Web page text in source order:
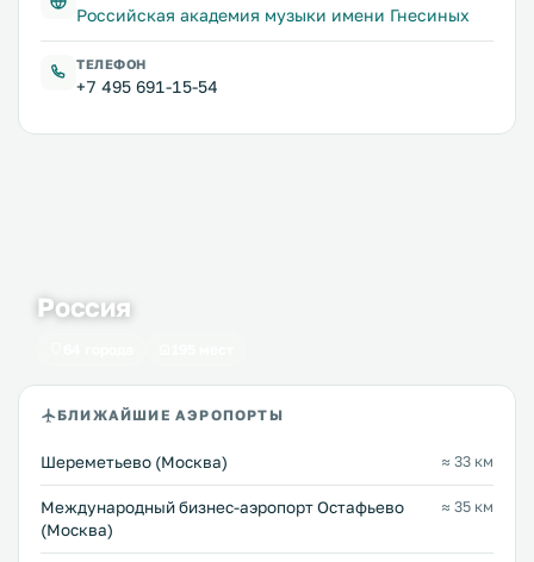
Российская академия музыки имени Гнесиных
ТЕЛЕФОН
+7 495 691-15-54
Россия
БЛИЖАЙШИЕ АЭРОПОРТЫ
Шереметьево (Москва) ≈ 33 км
Международный бизнес-аэропорт Остафьево
(Москва)
≈ 35 км